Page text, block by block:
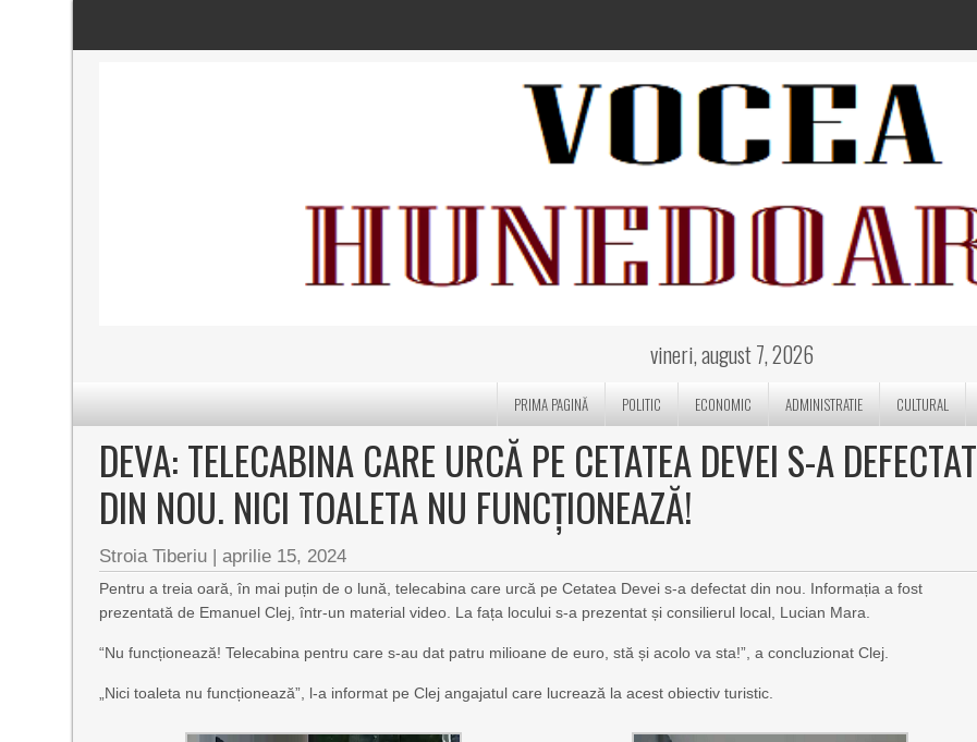
vineri, august 7, 2026
PRIMA PAGINĂ POLITIC ECONOMIC ADMINISTRATIE CULTURAL
DEVA: TELECABINA CARE URCĂ PE CETATEA DEVEI S-A DEFECTAT
DIN NOU. NICI TOALETA NU FUNCȚIONEAZĂ!
Stroia Tiberiu |aprilie 15, 2024
Pentru a treia oară, în mai puțin de o lună, telecabina care urcă pe Cetatea Devei s-a defectat din nou. Informația a fost
prezentată de Emanuel Clej, într-un material video. La fața locului s-a prezentat și consilierul local, Lucian Mara.
“Nu funcționează! Telecabina pentru care s-au dat patru milioane de euro, stă și acolo va sta!”, a concluzionat Clej.
„Nici toaleta nu funcționează”, l-a informat pe Clej angajatul care lucrează la acest obiectiv turistic.